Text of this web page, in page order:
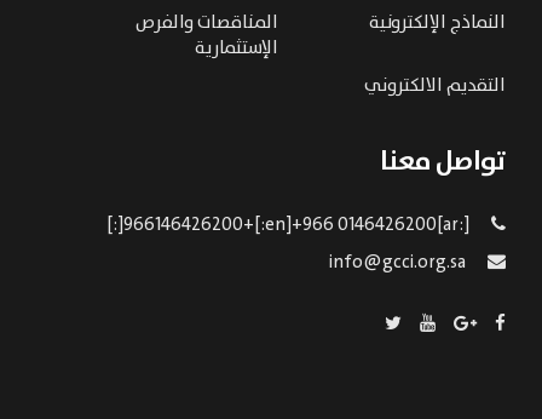
النماذج الإلكترونية
المناقصات والفرص
الإستثمارية
التقديم الالكتروني
تواصل معنا
[:ar]966146426200+[:en]+966 0146426200[:]